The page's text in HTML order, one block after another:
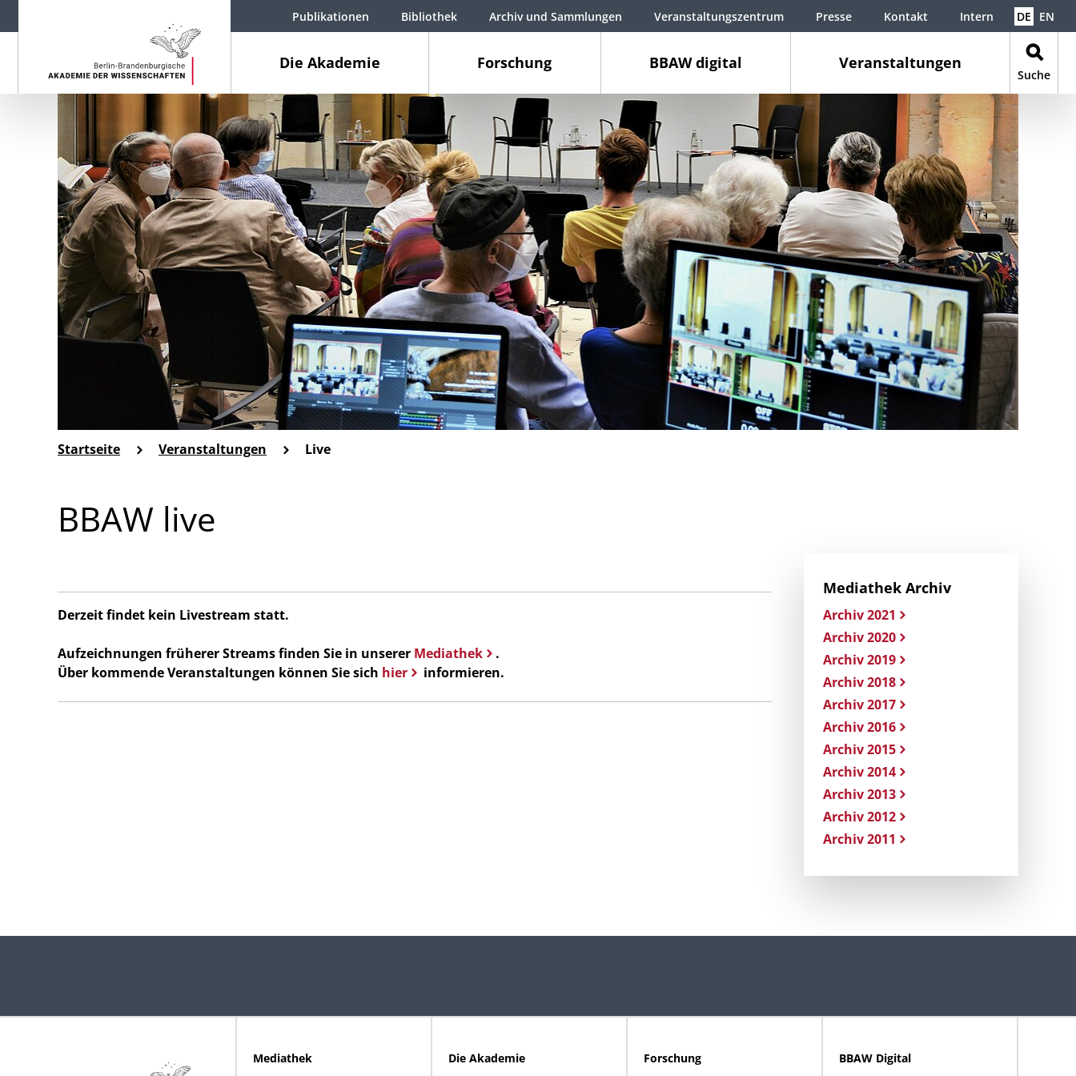
Die Akademie Forschung BBAW digital Veranstaltungen
Suche
Publikationen Bibliothek Archiv und Sammlungen Veranstaltungszentrum Presse Kontakt Intern DE EN
Startseite Veranstaltungen Live
BBAW live
Derzeit findet kein Livestream statt.
Aufzeichnungen früherer Streams finden Sie in unserer Mediathek
.
Über kommende Veranstaltungen können Sie sich hier informieren.
Mediathek Archiv
Archiv 2021
Archiv 2020
Archiv 2019
Archiv 2018
Archiv 2017
Archiv 2016
Archiv 2015
Archiv 2014
Archiv 2013
Archiv 2012
Archiv 2011
Mediathek Die Akademie Forschung BBAW Digital